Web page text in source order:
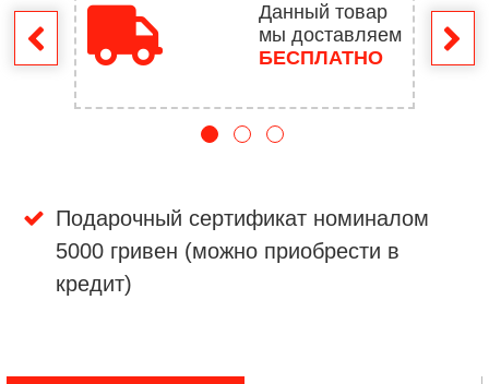
Данный товар
мы доставляем
БЕСПЛАТНО
Подарочный сертификат номиналом
5000 гривен (можно приобрести в
кредит)